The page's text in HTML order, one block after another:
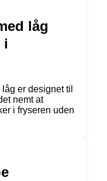
låg
i
er designet til
nemt at
i fryseren uden